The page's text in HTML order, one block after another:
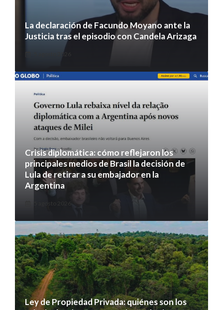
La declaración de Facundo Moyano ante la
Justicia tras el episodio con Candela Arizaga
5 agosto 2026
Crisis diplomática: cómo reflejaron los
principales medios de Brasil la decisión de
Lula de retirar a su embajador en la
Argentina
5 agosto 2026
Ley de Propiedad Privada: quiénes son los